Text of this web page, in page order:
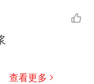
查看更多
炒肉大王”称
出？中国烹饪
然发现鸡枞菌
等它长大：挖了
鱼徒手将其拽